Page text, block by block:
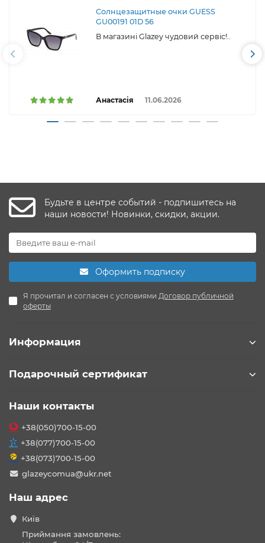
Солнцезащитные очки GUESS
GU00191 01D 56
В магазині Glazey чудовий сервіс!..
Анастасія 11.06.2026
Будьте в центре событий - подпишитесь на
наши новости! Новинки, скидки, акции.
Оформить подписку
Я прочитал и согласен с условиями Договор публичной
оферты
Информация
Подарочный сертификат
Наши контакты
+38(050)700-15-00
+38(077)700-15-00
+38(073)700-15-00
glazeycomua@ukr.net
Наш адрес
Київ
Приймання замовлень: